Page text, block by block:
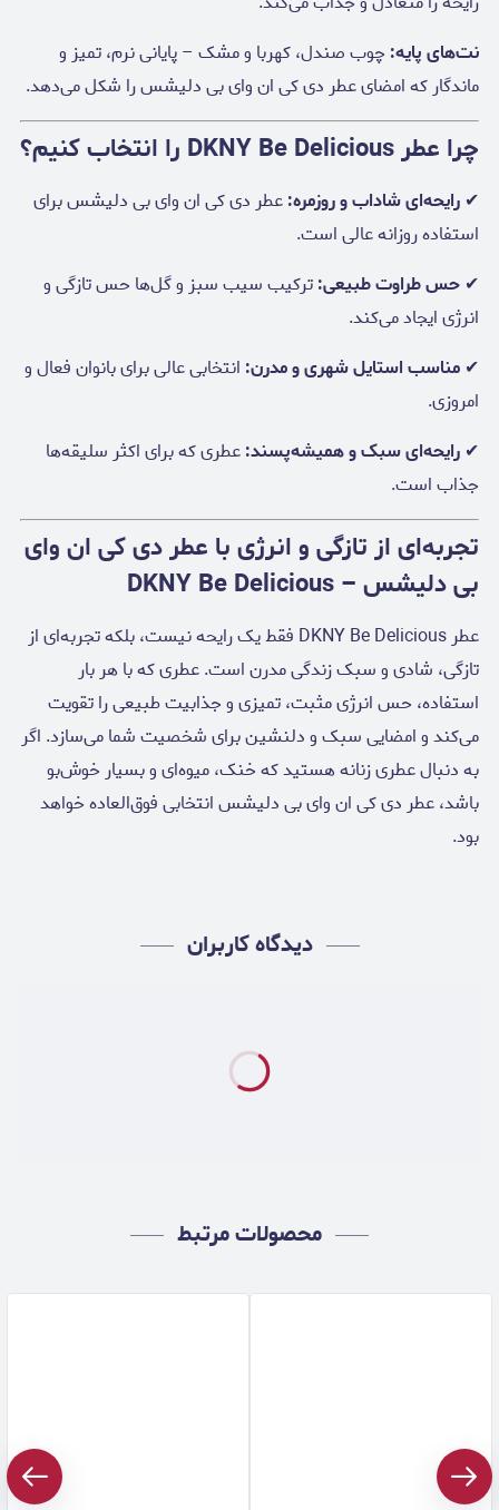
نت‌های پایه: چوب صندل، کهربا و مشک – پایانی نرم، تمیز و
ماندگار که امضای عطر دی کی ان وای بی دلیشس را شکل می‌دهد.
چرا عطر DKNY Be Delicious را انتخاب کنیم؟
✔ رایحه‌ای شاداب و روزمره:عطر دی کی ان وای بی دلیشس برای
استفاده روزانه عالی است.
✔ حس طراوت طبیعی:ترکیب سیب سبز و گل‌ها حس تازگی و
انرژی ایجاد می‌کند.
✔ مناسب استایل شهری و مدرن: انتخابی عالی برای بانوان فعال و
امروزی.
✔ رایحه‌ای سبک و همیشه‌پسند:عطری که برای اکثر سلیقه‌ها
جذاب است.
تجربه‌ای از تازگی و انرژی با عطر دی کی ان وای
بی دلیشس – DKNY Be Delicious
عطر DKNY Be Delicious فقط یک رایحه نیست، بلکه تجربه‌ای از
تازگی، شادی و سبک زندگی مدرن است. عطری که با هر بار
استفاده، حس انرژی مثبت، تمیزی و جذابیت طبیعی را تقویت
می‌کند و امضایی سبک و دلنشین برای شخصیت شما می‌سازد. اگر
به دنبال عطری زنانه هستید که خنک، میوه‌ای و بسیار خوش‌بو
باشد، عطر دی کی ان وای بی دلیشس انتخابی فوق‌العاده خواهد
بود.
دیدگاه کاربران
محصولات مرتبط